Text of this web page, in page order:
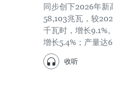
同步创下2026年新
58,103兆瓦，较
千瓦时，增长9.1%
增长5.4%；产量达
收听